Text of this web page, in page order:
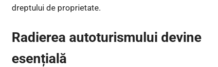
dreptului de proprietate.
Radierea autoturismului devine
esențială